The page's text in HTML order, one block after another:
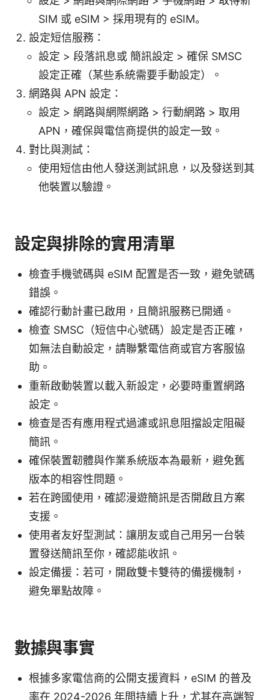
SIM 或 eSIM > 採用現有的 eSIM。
設定短信服務：
設定 > 段落訊息或 簡訊設定 > 確保 SMSC
設定正確（某些系統需要手動設定）。
網路與 APN 設定：
設定 > 網路與網際網路 > 行動網路 > 取用
APN，確保與電信商提供的設定一致。
對比與測試：
使用短信由他人發送測試訊息，以及發送到其
他裝置以驗證。
設定與排除的實用清單
檢查手機號碼與 eSIM 配置是否一致，避免號碼
錯誤。
確認行動計畫已啟用，且簡訊服務已開通。
檢查 SMSC（短信中心號碼）設定是否正確，
如無法自動設定，請聯繫電信商或官方客服協
助。
重新啟動裝置以載入新設定，必要時重置網路
設定。
檢查是否有應用程式過濾或訊息阻擋設定阻礙
簡訊。
確保裝置韌體與作業系統版本為最新，避免舊
版本的相容性問題。
若在跨國使用，確認漫遊簡訊是否開啟且方案
支援。
使用者友好型測試：讓朋友或自己用另一台裝
置發送簡訊至你，確認能收訊。
設定備援：若可，開啟雙卡雙待的備援機制，
避免單點故障。
數據與事實
根據多家電信商的公開支援資料，eSIM 的普及
率在 2024-2026 年間持續上升，尤其在高端智